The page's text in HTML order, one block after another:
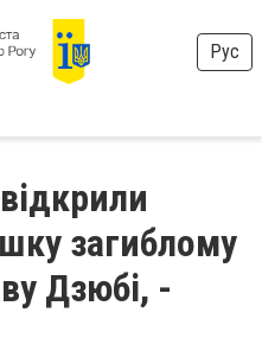
Рус
загиблому
Дзюбі, -